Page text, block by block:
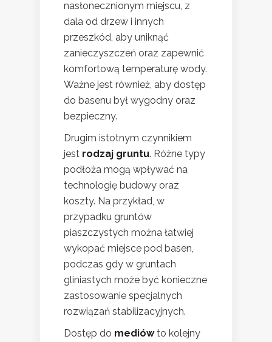
nasłonecznionym miejscu, z
dala od drzew i innych
przeszkód, aby uniknąć
zanieczyszczeń oraz zapewnić
komfortową temperaturę wody.
Ważne jest również, aby dostęp
do basenu był wygodny oraz
bezpieczny.
Drugim istotnym czynnikiem
jest rodzaj gruntu. Różne typy
podłoża mogą wpływać na
technologię budowy oraz
koszty. Na przykład, w
przypadku gruntów
piaszczystych można łatwiej
wykopać miejsce pod basen,
podczas gdy w gruntach
gliniastych może być konieczne
zastosowanie specjalnych
rozwiązań stabilizacyjnych.
Dostęp do mediówto kolejny